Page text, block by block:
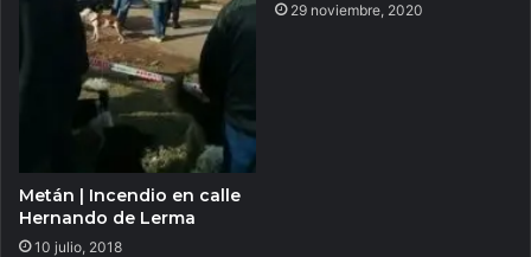
Metán | Incendio en calle
Hernando de Lerma
10 julio, 2018
29 noviembre, 2020